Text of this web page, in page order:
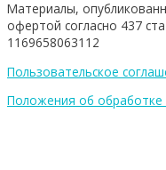
Материалы,
офертой согласно 437
1169658063112
Пользовательское
Положения об обработке